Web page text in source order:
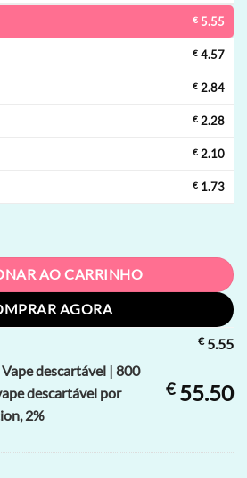
€ 5.55
€ 4.57
€ 2.84
€ 2.28
€ 2.10
€ 1.73
descartável | 800 puffs, TPD compliant,
AO CARRINHO
AGORA
€5.55
descartável | 800
descartável por
2%
€55.50